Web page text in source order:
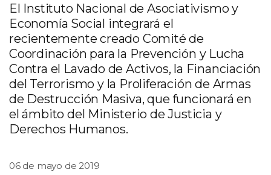
El Instituto Nacional de Asociativismo y
Economía Social integrará el
recientemente creado Comité de
Coordinación para la Prevención y Lucha
Contra el Lavado de Activos, la Financiación
del Terrorismo y la Proliferación de Armas
de Destrucción Masiva, que funcionará en
el ámbito del Ministerio de Justicia y
Derechos Humanos.
06 de mayo de 2019